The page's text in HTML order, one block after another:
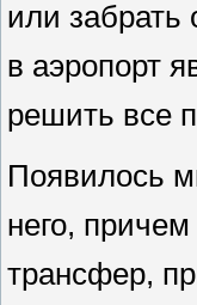
или забрать
в аэропорт
решить все
Появилось
него,
трансфер,